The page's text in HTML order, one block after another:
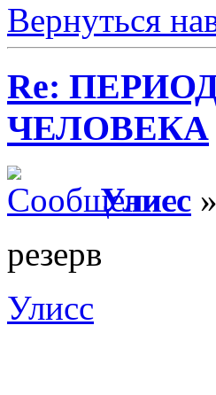
Вернуться
Re:
ЧЕЛОВЕКА
Улисс
резерв
Улисс